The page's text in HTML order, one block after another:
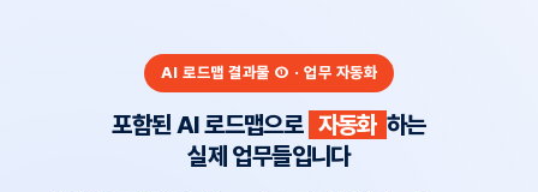
AI 로드맵 결과물 ① · 업무 자동화
포함된 AI 로드맵으로 자동화 하는
실제 업무들입니다